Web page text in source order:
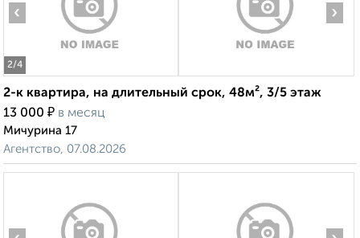
2/4
‹ ›
2-к квартира, на длительный срок, 48м², 3/5 этаж
13 000 ₽ в месяц
Мичурина 17
Агентство, 07.08.2026